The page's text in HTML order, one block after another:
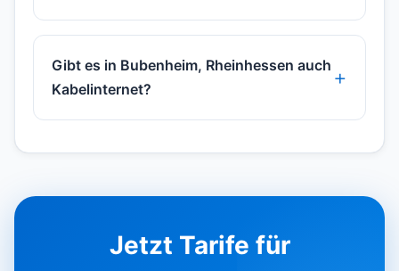
Gibt es in Bubenheim, Rheinhessen auch
Kabelinternet?
Jetzt Tarife für